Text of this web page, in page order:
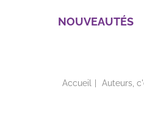
NOUVEAUTÉS
Accueil Auteurs,